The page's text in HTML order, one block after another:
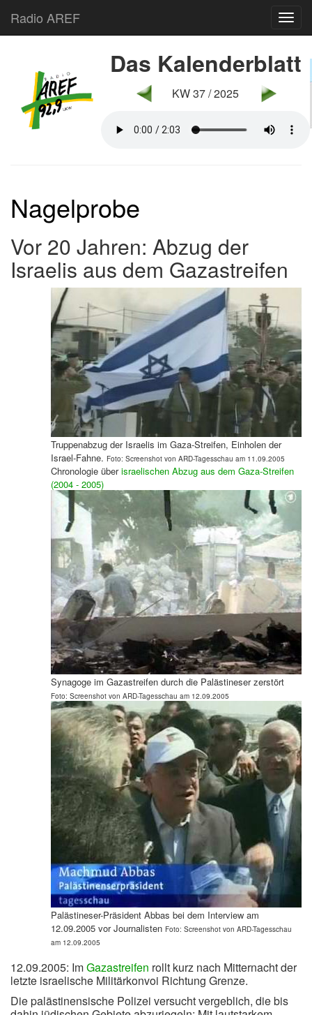
Radio AREF
Das Kalenderblatt
KW 37 / 2025
Nagelprobe
Vor 20 Jahren: Abzug der
Israelis aus dem Gazastreifen
Truppenabzug der Israelis im Gaza-Streifen, Einholen der
Israel-Fahne. Foto: Screenshot von ARD-Tagesschau am 11.09.2005
Chronologie überisraelischen Abzug aus dem Gaza-Streifen
(2004 - 2005)
Synagoge im Gazastreifen durch die Palästineserzerstört
Foto: Screenshot von ARD-Tagesschau am 12.09.2005
Palästineser-Präsident Abbas bei dem Interview am
12.09.2005 vor Journalisten Foto: Screenshot von ARD-Tagesschau
am 12.09.2005
12.09.2005: ImGazastreifen rollt kurz nach Mitternacht der
letzte israelische Militärkonvoi Richtung Grenze.
Die palästinensische Polizei versucht vergeblich, die bis